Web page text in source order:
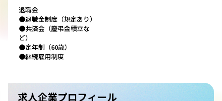
退職金
●退職金制度（規定あり）
●共済会（慶弔金積立な
ど）
●定年制（60歳）
●継続雇用制度
求人企業プロフィール